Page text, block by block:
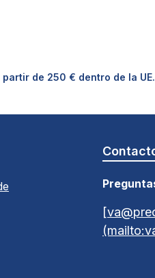
de 250 € dentro de la UE.